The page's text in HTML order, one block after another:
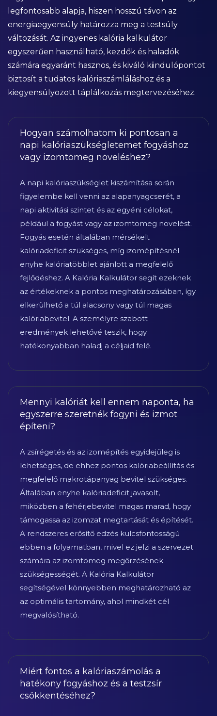
legfontosabb alapja, hiszen hosszú távon az
energiaegyensúly határozza meg a testsúly
változását. Az ingyenes kalória kalkulátor
egyszerűen használható, kezdők és haladók
számára egyaránt hasznos, és kiváló kiindulópontot
biztosít a tudatos kalóriaszámláláshoz és a
kiegyensúlyozott táplálkozás megtervezéséhez.
Hogyan számolhatom ki pontosan a
napi kalóriaszükségletemet fogyáshoz
vagy izomtömeg növeléshez?
A napi kalóriaszükséglet kiszámítása során
figyelembe kell venni az alapanyagcserét, a
napi aktivitási szintet és az egyéni célokat,
például a fogyást vagy az izomtömeg növelést.
Fogyás esetén általában mérsékelt
kalóriadeficit szükséges, míg izomépítésnél
enyhe kalóriatöbblet ajánlott a megfelelő
fejlődéshez. A Kalória Kalkulátor segít ezeknek
az értékeknek a pontos meghatározásában, így
elkerülhető a túl alacsony vagy túl magas
kalóriabevitel. A személyre szabott
eredmények lehetővé teszik, hogy
hatékonyabban haladj a céljaid felé.
Mennyi kalóriát kell ennem naponta, ha
egyszerre szeretnék fogyni és izmot
építeni?
A zsírégetés és az izomépítés egyidejűleg is
lehetséges, de ehhez pontos kalóriabeállítás és
megfelelő makrotápanyag bevitel szükséges.
Általában enyhe kalóriadeficit javasolt,
miközben a fehérjebevitel magas marad, hogy
támogassa az izomzat megtartását és építését.
A rendszeres erősítő edzés kulcsfontosságú
ebben a folyamatban, mivel ez jelzi a szervezet
számára az izomtömeg megőrzésének
szükségességét. A Kalória Kalkulátor
segítségével könnyebben meghatározható az
az optimális tartomány, ahol mindkét cél
megvalósítható.
Miért fontos a kalóriaszámolás a
hatékony fogyáshoz és a testzsír
csökkentéséhez?